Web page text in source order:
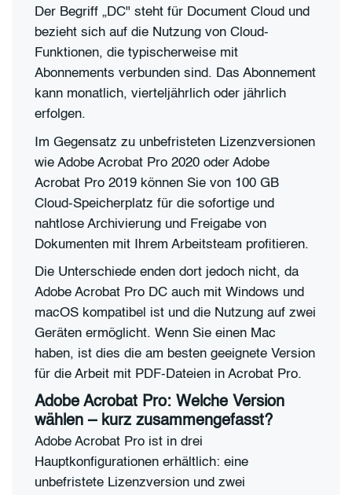
Der Begriff „DC" steht für Document Cloud und
bezieht sich auf die Nutzung von Cloud-
Funktionen, die typischerweise mit
Abonnements verbunden sind. Das Abonnement
kann monatlich, vierteljährlich oder jährlich
erfolgen.
Im Gegensatz zu unbefristeten Lizenzversionen
wie Adobe Acrobat Pro 2020 oder Adobe
Acrobat Pro 2019 können Sie von 100 GB
Cloud-Speicherplatz für die sofortige und
nahtlose Archivierung und Freigabe von
Dokumenten mit Ihrem Arbeitsteam profitieren.
Die Unterschiede enden dort jedoch nicht, da
Adobe Acrobat Pro DC auch mit Windows und
macOS kompatibel ist und die Nutzung auf zwei
Geräten ermöglicht. Wenn Sie einen Mac
haben, ist dies die am besten geeignete Version
für die Arbeit mit PDF-Dateien in Acrobat Pro.
Adobe Acrobat Pro: Welche Version
wählen – kurz zusammengefasst?
Adobe Acrobat Pro ist in drei
Hauptkonfigurationen erhältlich: eine
unbefristete Lizenzversion und zwei